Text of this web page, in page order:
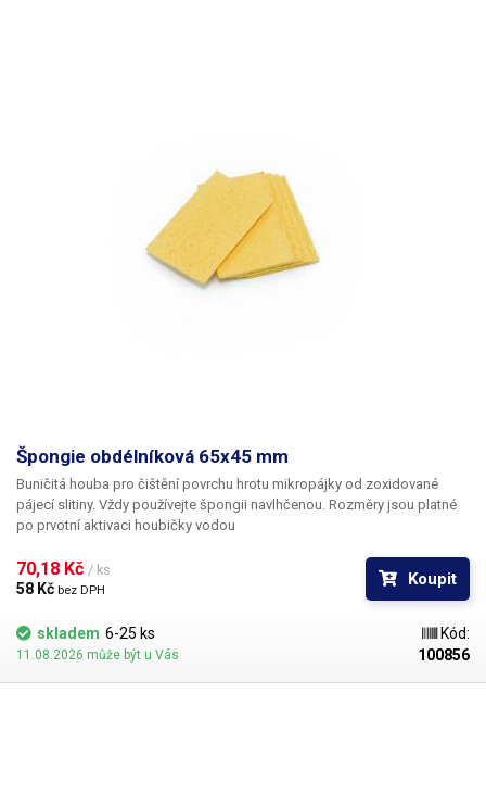
Špongie obdélníková 65x45 mm
Buničitá houba pro čištění povrchu hrotu mikropájky od zoxidované
pájecí slitiny. Vždy používejte špongii navlhčenou. Rozměry jsou platné
po prvotní aktivaci houbičky vodou
70,18 Kč / ks
58 Kč bez DPH
Koupit
skladem 6-25 ks
11.08.2026 může být u Vás
Kód:
100856